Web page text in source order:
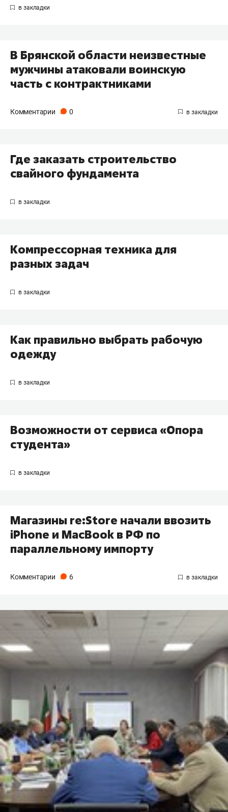
В Брянской области неизвестные
мужчины атаковали воинскую
часть с контрактниками
Комментарии 0
Где заказать строительство
свайного фундамента
Компрессорная техника для
разных задач
Как правильно выбрать рабочую
одежду
Возможности от сервиса «Опора
студента»
Магазины re:Store начали ввозить
iPhone и MacBook в РФ по
параллельному импорту
Комментарии 6